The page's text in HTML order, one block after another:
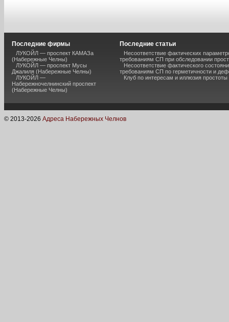
Последние фирмы
ЛУКОЙЛ — проспект КАМАЗа
(Набережные Челны)
ЛУКОЙЛ — проспект Мусы
Джалиля (Набережные Челны)
ЛУКОЙЛ —
Набережночелнинский проспект
(Набережные Челны)
Последние статьи
Несоответствие фактических
требованиям СП при обследовании
Несоответствие фактического
требованиям СП по герметичности и
Клуб по интересам и иллюзия простоты
© 2013-2026 Адреса Набережных Челнов